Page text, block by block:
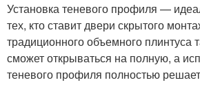
Установка теневого профиля —
тех, кто ставит двери скрытого
традиционного объемного плинтуса
сможет открываться на полную, а
теневого профиля полностью